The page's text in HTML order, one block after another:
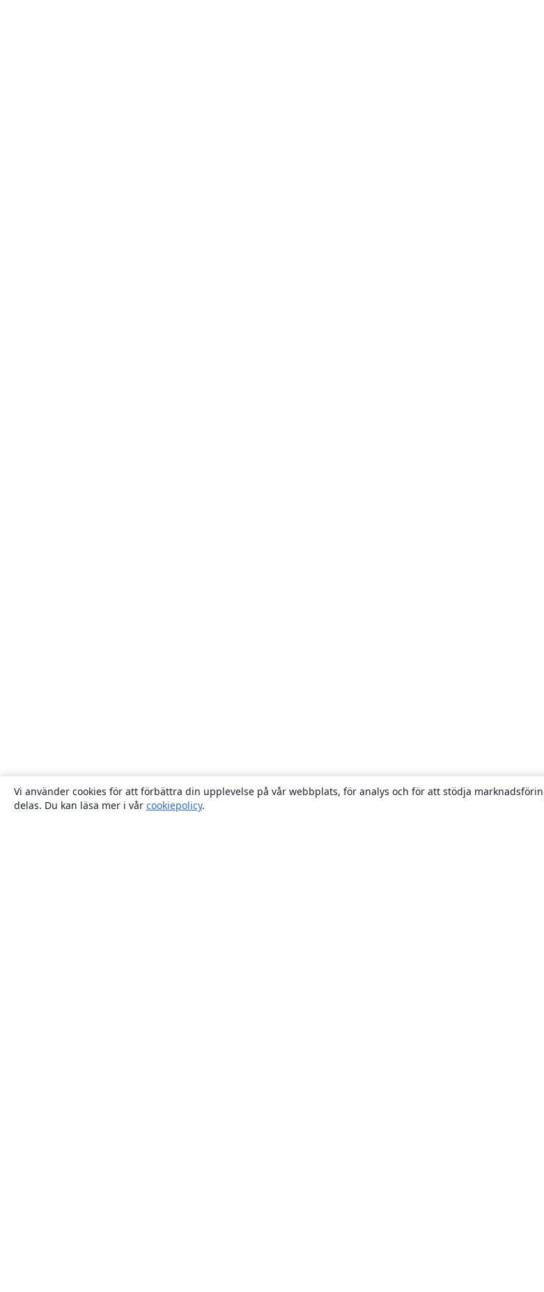
Vi använder cookies för att förbättra din upplevelse på vår webbplats, för analys och för att stödja
delas. Du kan läsa mer i vår cookiepolicy.